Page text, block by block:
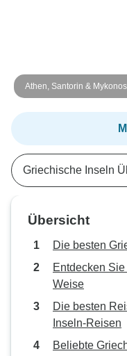
Athen, Santorin &
geführten Aktivitäten - 10
Griechische Inseln
Übersicht
Die besten
Entdecken
Weise
Die besten
Inseln-Reisen
Beliebte